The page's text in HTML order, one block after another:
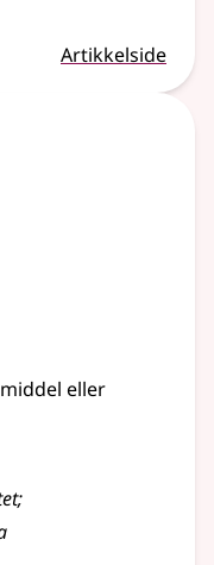
Artikkelside
eller
;